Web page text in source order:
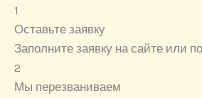
1
Оставьте заявку
Заполните заявку на сайте или
2
Мы перезваниваем